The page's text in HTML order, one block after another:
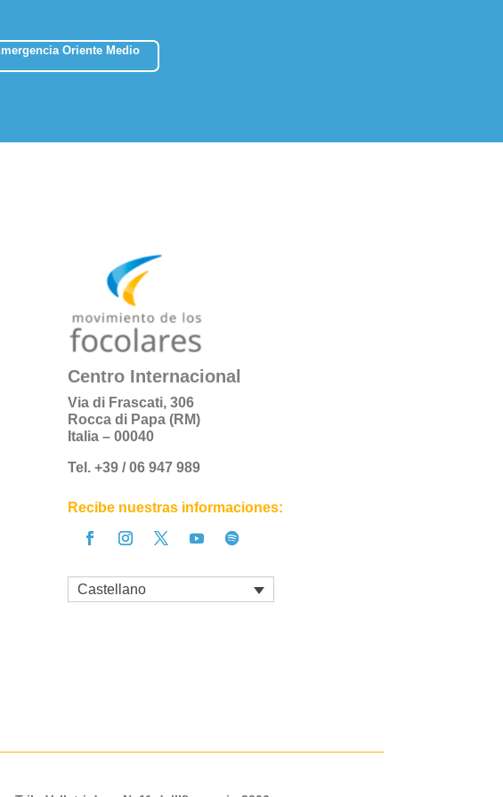
Oriente Medio
Centro Internacional
Via di Frascati, 306
Rocca di Papa (RM)
Italia – 00040
Tel. +39 / 06 947 989
Recibe nuestras informaciones:
Castellano